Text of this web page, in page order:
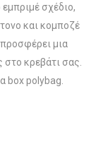
σχέδιο,
και κομποζέ
μια
κρεβάτι σας.
box polybag.